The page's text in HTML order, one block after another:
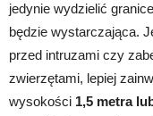
jedynie wydzielić
będzie wystarczająca.
przed intruzami czy
zwierzętami, lepiej
wysokości 1,5 metra